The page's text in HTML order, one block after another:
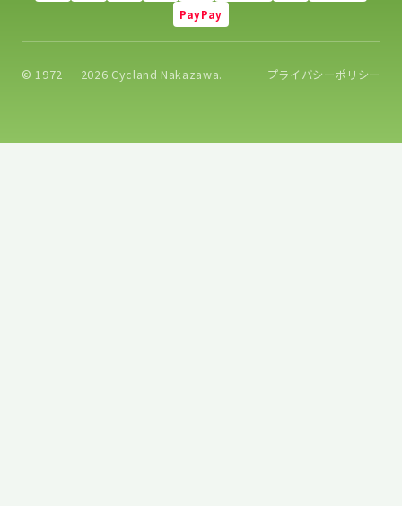
PayPay
© 1972 — 2026 Cycland Nakazawa. プライバシーポリシー